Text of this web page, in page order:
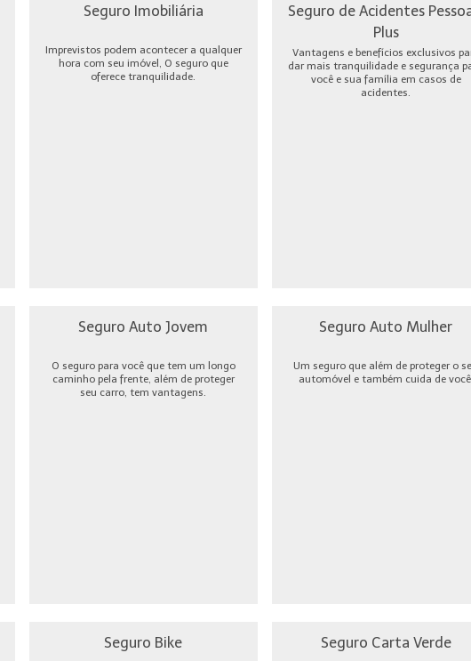
Seguro Imobiliária
Imprevistos podem acontecer a qualquer
hora com seu imóvel, O seguro que
oferece tranquilidade.
Seguro de Acidentes
Plus
Vantagens e benefícios exclusivos
dar mais tranquilidade e segurança
você e sua família em casos de
acidentes.
Seguro Auto Jovem
O seguro para você que tem um longo
caminho pela frente, além de proteger
seu carro, tem vantagens.
Seguro Auto Mulher
Um seguro que além de proteger o
automóvel e também cuida de você.
Seguro Bike Seguro Carta Verde